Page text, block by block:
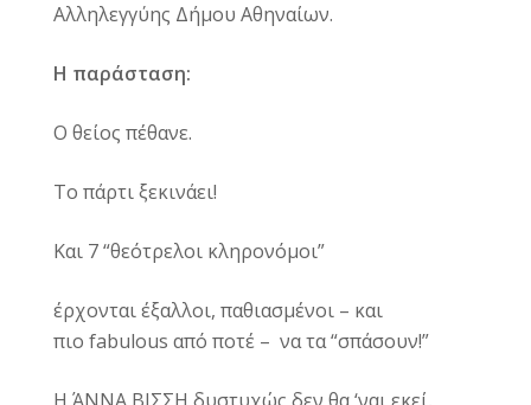
Αλληλεγγύης Δήμου Αθηναίων.
Η παράσταση:
Ο θείος πέθανε.
Το πάρτι ξεκινάει!
Και 7 “θεότρελοι κληρονόμοι”
έρχονται έξαλλοι, παθιασμένοι – και
πιο fabulous από ποτέ – να τα “σπάσουν!”